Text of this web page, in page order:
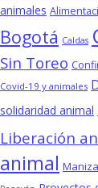
animales
Bogotá Caldas
Sin Toreo
Covid-19 y animales
solidaridad animal
Liberación
animal